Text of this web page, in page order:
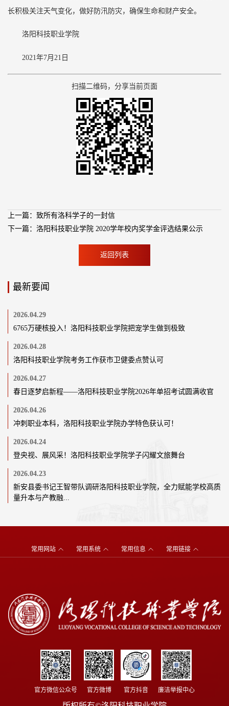
长积极关注天气变化，做好防汛防灾，确保生命和财产安全。
洛阳科技职业学院
2021年7月21日
扫描二维码，分享当前页面
上一篇：致所有洛科学子的一封信
下一篇：洛阳科技职业学院 2020学年校内奖学金评选结果公示
返回列表
最新要闻
2026.04.29
6765万硬核投入！洛阳科技职业学院把宠学生做到极致
2026.04.28
洛阳科技职业学院考务工作获市卫健委点赞认可
2026.04.27
春日逐梦启新程——洛阳科技职业学院2026年单招考试圆满收官
2026.04.26
冲刺职业本科，洛阳科技职业学院办学特色获认可！
2026.04.24
登央视、展风采！洛阳科技职业学院学子闪耀文旅舞台
2026.04.23
新安县委书记王智带队调研洛阳科技职业学院，全力赋能学校高质
量升本与产教融...
常用网站 常用系统 常用信息 常用链接
官方微信公众号 官方微博 官方抖音 廉洁举报中心